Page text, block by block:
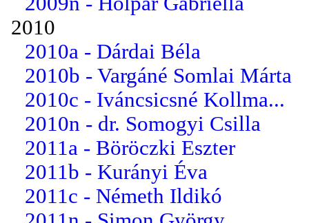
2010
2010a - Dárdai Béla
2010b - Vargáné Somlai Márta
2010c - Iváncsicsné Kollma...
2010n - dr. Somogyi Csilla
2011a - Böröczki Eszter
2011b - Kurányi Éva
2011c - Németh Ildikó